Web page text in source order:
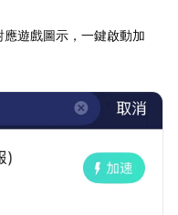
遊戲圖示，一鍵啟動加